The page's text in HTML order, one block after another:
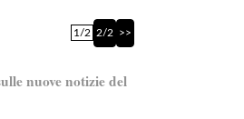
1/2 2/2 >>
nuove notizie del